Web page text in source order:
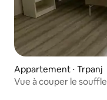
Appartement ⋅ Trpanj
Vue à couper le souffle